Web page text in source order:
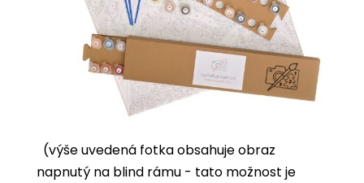
(výše uvedená fotka obsahuje obraz
napnutý na blind rámu - tato možnost je